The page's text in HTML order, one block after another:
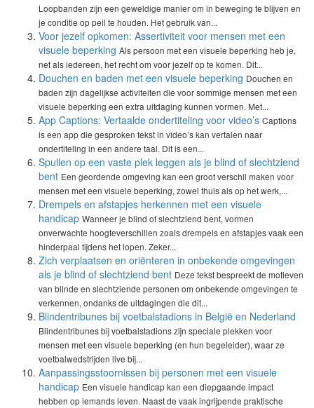
Loopbanden zijn een geweldige manier om in beweging te blijven en
je conditie op peil te houden. Het gebruik van...
Voor jezelf opkomen: Assertiviteit voor mensen met een
visuele beperking Als persoon met een visuele beperking heb je,
net als iedereen, het recht om voor jezelf op te komen. Dit...
Douchen en baden met een visuele beperking Douchen en
baden zijn dagelijkse activiteiten die voor sommige mensen met een
visuele beperking een extra uitdaging kunnen vormen. Met...
App Captions: Vertaalde ondertiteling voor video’s Captions
is een app die gesproken tekst in video’s kan vertalen naar
ondertiteling in een andere taal. Dit is een...
Spullen op een vaste plek leggen als je blind of slechtziend
bent Een geordende omgeving kan een groot verschil maken voor
mensen met een visuele beperking, zowel thuis als op het werk,...
Drempels en afstapjes herkennen met een visuele
handicap Wanneer je blind of slechtziend bent, vormen
onverwachte hoogteverschillen zoals drempels en afstapjes vaak een
hinderpaal tijdens het lopen. Zeker...
Zich verplaatsen en oriënteren in onbekende omgevingen
als je blind of slechtziend bent Deze tekst bespreekt de motieven
van blinde en slechtziende personen om onbekende omgevingen te
verkennen, ondanks de uitdagingen die dit...
Blindentribunes bij voetbalstadions in België en Nederland
Blindentribunes bij voetbalstadions zijn speciale plekken voor
mensen met een visuele beperking (en hun begeleider), waar ze
voetbalwedstrijden live bij...
Aanpassingsstoornissen bij personen met een visuele
handicap Een visuele handicap kan een diepgaande impact
hebben op iemands leven. Naast de vaak ingrijpende praktische